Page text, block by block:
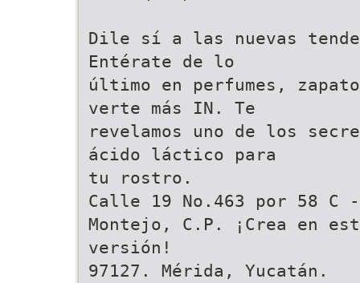
Dile sí a las nuevas
Entérate de lo
último en perfumes,
verte más IN. Te
revelamos uno de los
ácido láctico para
tu rostro.
Calle 19 No.463 por 58 C
Montejo, C.P. ¡Crea en
versión!
97127. Mérida, Yucatán.